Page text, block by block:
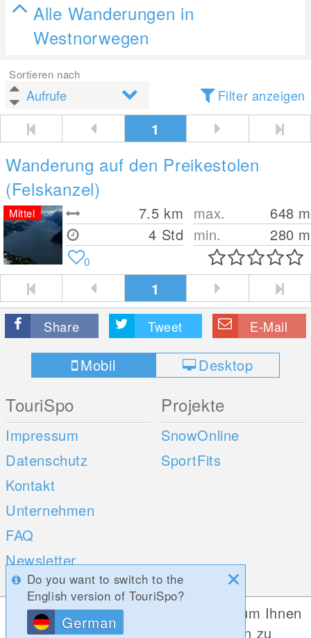
Alle Wanderungen in
Westnorwegen
Sortieren nach
Filter anzeigen
1
Wanderung auf den Preikestolen
(Felskanzel)
7.5 km
4 Std
max. 648 m
min.
280 m
Mittel
0
1
Share Tweet E-Mail
Mobil Desktop
TouriSpo
Impressum
Datenschutz
Kontakt
Unternehmen
FAQ
Newsletter
Umfragen
Projekte
SnowOnline
SportFits
Mobile Apps Social Web
Do you want to switch to the
English version of TouriSpo?
German
Diese Website verwendet Cookies, um Ihnen
die bestmögliche Funktionalität bieten zu